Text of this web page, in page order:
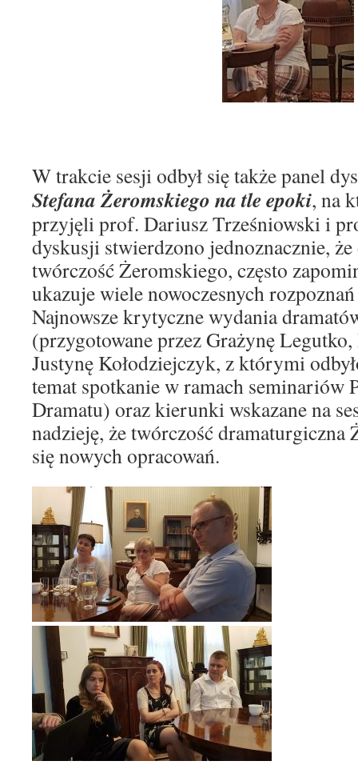
W trakcie sesji odbył się także panel
Stefana Żeromskiego na tleepoki, na
przyjęli prof. Dariusz Trześniowski i
dyskusji stwierdzono jednoznacznie,
twórczość Żeromskiego, często
ukazuje wiele nowoczesnych
Najnowsze krytyczne wydania
(przygotowane przez Grażynę
Justynę Kołodziejczyk, z którymi
temat spotkanie w ramach seminariów
Dramatu) oraz kierunki wskazane na
nadzieję, że twórczość dramaturgiczna
się nowych opracowań.